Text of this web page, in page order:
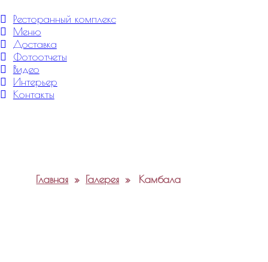
Ресторанный комплекс
Меню
Доставка
Фотоотчеты
Видео
Интерьер
Контакты
Главная » Галерея » Камбала